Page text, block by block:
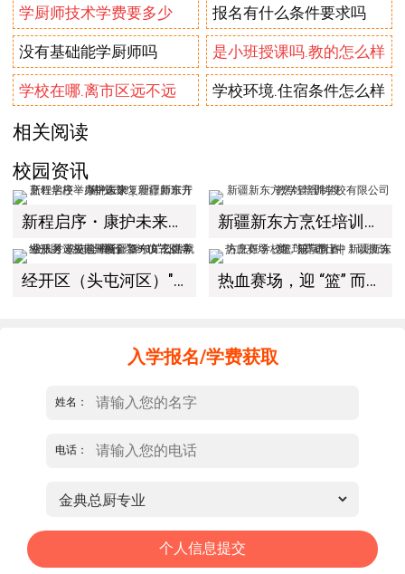
学厨师技术学费要多少 报名有什么条件要求吗
没有基础能学厨师吗 是小班授课吗.教的怎么样
学校在哪.离市区远不远 学校环境.住宿条件怎么样
相关阅读
校园资讯
新程启序・康护未来｜新疆新东方烹饪学校举办中医康复理疗师班开幕仪式！ 新疆新东方烹饪培训学校有限公司教学管理制度
经开区（头屯河区）"3+10"公共就业服务进校园暨新疆新东方烹饪学校人才双选会+校企签约仪式圆满举行 热血赛场，迎 “篮” 而上｜新疆新东方烹饪学校篮球赛进行中！以技筑梦，乐享青春
入学报名/学费获取
姓名：
电话：